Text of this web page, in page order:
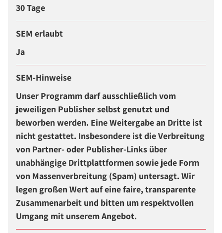
30 Tage
SEM erlaubt
Ja
SEM-Hinweise
Unser Programm darf ausschließlich vom
jeweiligen Publisher selbst genutzt und
beworben werden. Eine Weitergabe an Dritte ist
nicht gestattet. Insbesondere ist die Verbreitung
von Partner- oder Publisher-Links über
unabhängige Drittplattformen sowie jede Form
von Massenverbreitung (Spam) untersagt. Wir
legen großen Wert auf eine faire, transparente
Zusammenarbeit und bitten um respektvollen
Umgang mit unserem Angebot.